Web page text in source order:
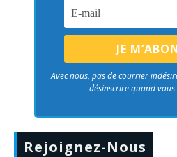
Avec nous, pas de courrier
désinscrire quand vous
Rejoignez-Nous